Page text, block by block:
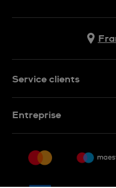
Service clients
Retour
Entreprise
Nous rejoindre